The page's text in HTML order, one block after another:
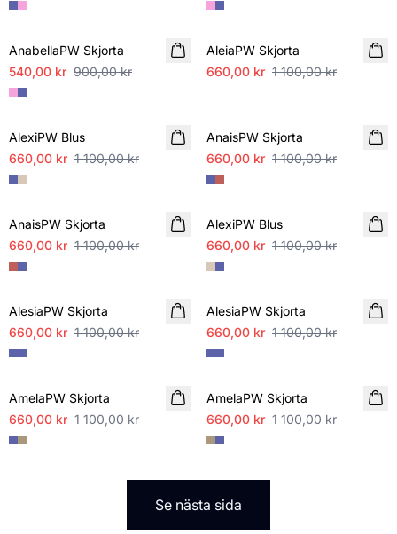
SALE
AnabellaPW Skjorta
540,00 kr 900,00 kr
SALE
AleiaPW Skjorta
660,00 kr 1 100,00 kr
SALE
AlexiPW Blus
660,00 kr 1 100,00 kr
AnaisPW Skjorta
660,00 kr 1 100,00 kr
SALE
AnaisPW Skjorta
660,00 kr 1 100,00 kr
SALE
AlexiPW Blus
660,00 kr 1 100,00 kr
SALE
AlesiaPW Skjorta
660,00 kr 1 100,00 kr
SALE
AlesiaPW Skjorta
660,00 kr 1 100,00 kr
SALE
AmelaPW Skjorta
660,00 kr 1 100,00 kr
SALE
AmelaPW Skjorta
660,00 kr 1 100,00 kr
Se nästa sida